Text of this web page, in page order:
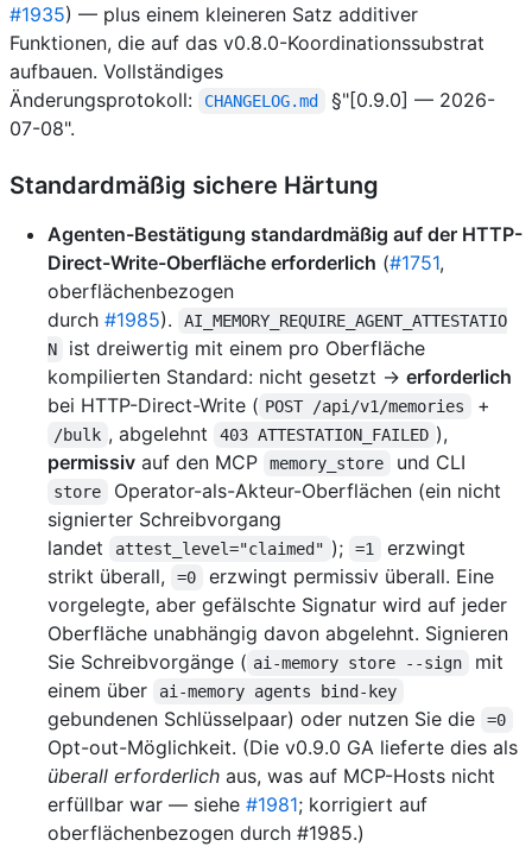
#1935) — plus einem kleineren Satz additiver
Funktionen, die auf das v0.8.0-Koordinationssubstrat
aufbauen. Vollständiges
Änderungsprotokoll:
CHANGELOG.md
§"[0.9.0] — 2026-
07-08".
Standardmäßig sichere Härtung
Agenten-Bestätigung standardmäßig auf der HTTP-
Direct-Write-Oberfläche erforderlich (#1751,
oberflächenbezogen
durch #1985).
AI_MEMORY_REQUIRE_AGENT_ATTESTATIO
N
ist dreiwertig mit einem pro Oberfläche
kompilierten Standard: nicht gesetzt → erforderlich
bei HTTP-Direct-Write ( POST /api/v1/memories +
/bulk , abgelehnt 403 ATTESTATION_FAILED ),
permissiv auf den MCP memory_store und CLI
store
Operator-als-Akteur-Oberflächen (ein nicht
signierter Schreibvorgang
landet
attest_level="claimed" ); =1
erzwingt
strikt überall,
=0
erzwingt permissiv überall. Eine
vorgelegte, aber gefälschte Signatur wird auf jeder
Oberfläche unabhängig davon abgelehnt. Signieren
Sie Schreibvorgänge ( ai-memory store --sign
mit
einem über
ai-memory agents bind-key
gebundenen Schlüsselpaar) oder nutzen Sie die =0
Opt-out-Möglichkeit. (Die v0.9.0 GA lieferte dies als
überall erforderlich aus, was auf MCP-Hosts nicht
erfüllbar war — siehe #1981; korrigiert auf
oberflächenbezogen durch #1985.)